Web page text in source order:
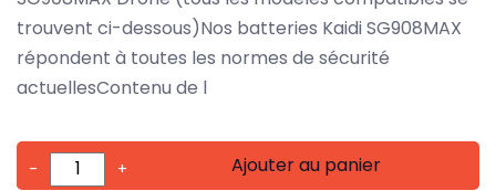
trouvent ci-dessous)Nos batteries Kaidi SG908MAX
répondent à toutes les normes de sécurité
actuellesContenu de l
- + Ajouter au panier